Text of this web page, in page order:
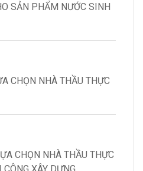
SẢN PHẨM NƯỚC SINH
CHỌN NHÀ THẦU THỰC
CHỌN NHÀ THẦU THỰC